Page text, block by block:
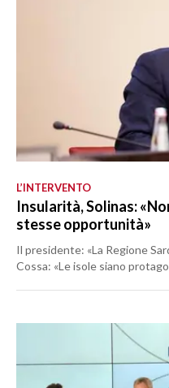
L’INTERVENTO
Insularità, Solinas:
stesse opportunità»
Il presidente: «La Regione
Cossa: «Le isole siano